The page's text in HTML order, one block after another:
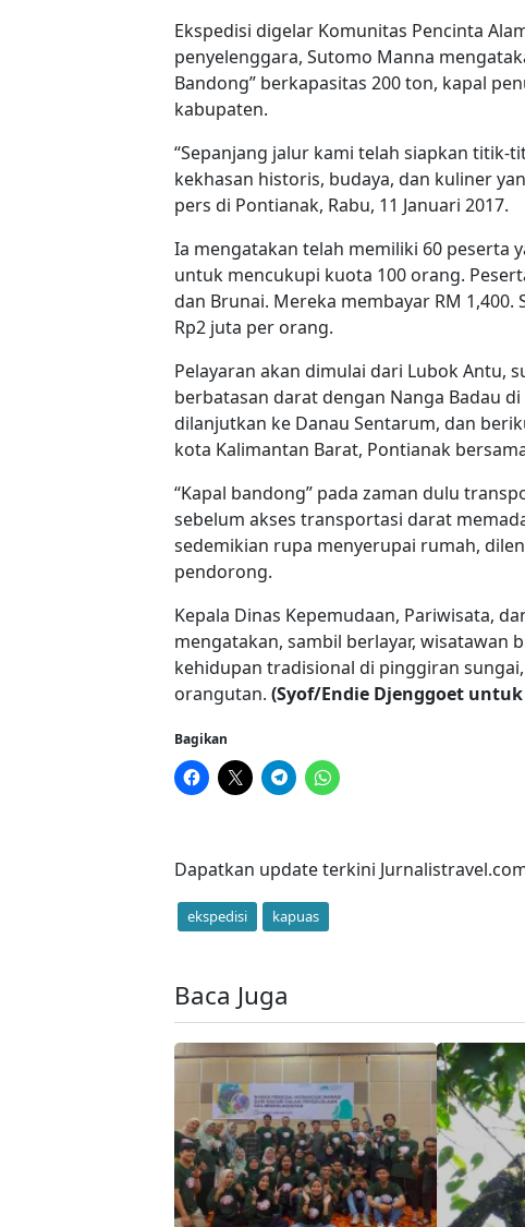
Ekspedisi digelar Komunitas Pencinta
penyelenggara, Sutomo Manna
Bandong” berkapasitas 200 ton, kapal
kabupaten.
“Sepanjang jalur kami telah siapkan titik-
kekhasan historis, budaya, dan kuliner
pers di Pontianak, Rabu, 11 Januari 2017.
Ia mengatakan telah memiliki 60 peserta
untuk mencukupi kuota 100 orang.
dan Brunai. Mereka membayar RM
Rp2 juta per orang.
Pelayaran akan dimulai dari Lubok Antu,
berbatasan darat dengan Nanga Badau
dilanjutkan ke Danau Sentarum, dan
kota Kalimantan Barat, Pontianak
“Kapal bandong” pada zaman dulu
sebelum akses transportasi darat
sedemikian rupa menyerupai rumah,
pendorong.
Kepala Dinas Kepemudaan, Pariwisata,
mengatakan, sambil berlayar, wisatawan
kehidupan tradisional di pinggiran
orangutan. (Syof/Endie Djenggoet
Bagikan
Dapatkan update terkini
ekspedisi kapuas
Baca Juga